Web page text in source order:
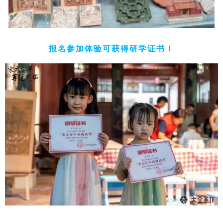
报名参加体验可获得研学证书！